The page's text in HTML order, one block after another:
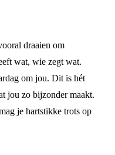
draaien om
wat, wie zegt wat.
om jou. Dit is hét
jou zo bijzonder maakt.
je hartstikke trots op